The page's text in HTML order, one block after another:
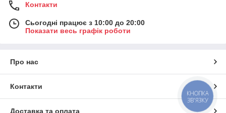
Контакти
Сьогодні працює з 10:00 до 20:00
Показати весь графік роботи
Про нас
Контакти
Доставка та оплата
КНОПКА
ЗВ'ЯЗКУ